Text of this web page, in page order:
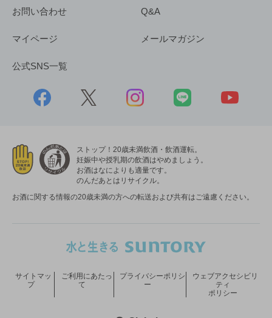
お問い合わせ Q&A
マイページ メールマガジン
公式SNS一覧
ストップ！20歳未満飲酒・飲酒運転。
妊娠中や授乳期の飲酒はやめましょう。
お酒はなによりも適量です。
のんだあとはリサイクル。
お酒に関する情報の20歳未満の方への転送および共有はご遠慮ください。
サイトマッ
プ
ご利用にあたっ
て
プライバシーポリシ
ー
ウェブアクセシビリ
ティ
ポリシー